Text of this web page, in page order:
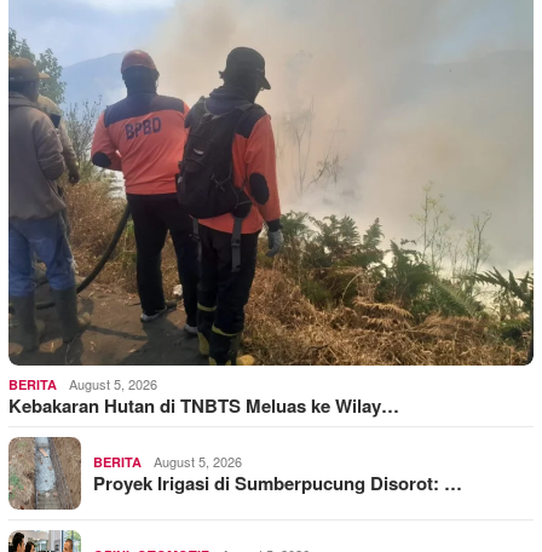
BERITA August 5, 2026
Kebakaran Hutan di TNBTS Meluas ke Wilay…
BERITA August 5, 2026
Proyek Irigasi di Sumberpucung Disorot: …